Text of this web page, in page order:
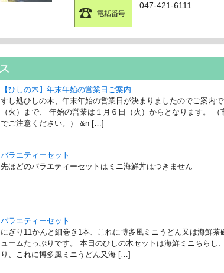
047-421-6111
【ひしの木】年末年始の営業日ご案内
すし処ひしの木、年末年始の営業日が決まりましたのでご案内
（火）まで、 年始の営業は１月６日（火）からとなります。
でご注意ください。） &n […]
バラエティーセット
先ほどのバラエティーセットはミニ海鮮丼はつきません
バラエティーセット
にぎり11かんと細巻き1本、これに博多風ミニうどん又は海鮮茶
ュームたっぷりです。 本日のひしの木セットは海鮮ミニちらし
り、これに博多風ミニうどん又海 […]